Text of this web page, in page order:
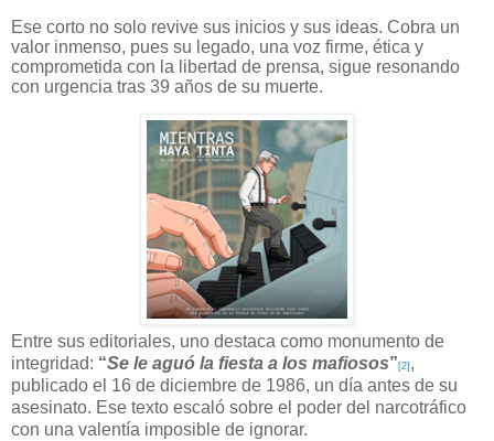
Ese corto no solo revive sus inicios y sus ideas. Cobra un
valor inmenso, pues su legado, una voz firme, ética y
comprometida con la libertad de prensa, sigue resonando
con urgencia tras 39 años de su muerte.
Entre sus editoriales, uno destaca como monumento de
integridad: “Se le aguó la fiesta a los mafiosos” [2] ,
publicado el 16 de diciembre de 1986, un día antes de su
asesinato. Ese texto escaló sobre el poder del narcotráfico
con una valentía imposible de ignorar.